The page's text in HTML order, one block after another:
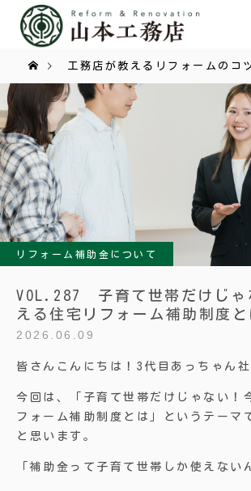
工務店が教えるリフォームのコ
リフォーム補助金について
VOL.287 子育て世帯だけじゃ
える住宅リフォーム補助制度と
2026.06.09
皆さんこんにちは！3代目あっちゃん社
今回は、「子育て世帯だけじゃない！
フォーム補助制度とは」というテーマ
と思います。
「補助金って子育て世帯しか使えない